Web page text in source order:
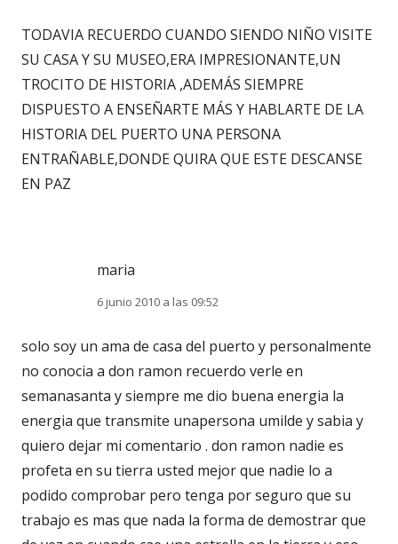
TODAVIA RECUERDO CUANDO SIENDO NIÑO VISITE
SU CASA Y SU MUSEO,ERA IMPRESIONANTE,UN
TROCITO DE HISTORIA ,ADEMÁS SIEMPRE
DISPUESTO A ENSEÑARTE MÁS Y HABLARTE DE LA
HISTORIA DEL PUERTO UNA PERSONA
ENTRAÑABLE,DONDE QUIRA QUE ESTE DESCANSE
EN PAZ
maria
6 junio 2010 a las 09:52
solo soy un ama de casa del puerto y personalmente
no conocia a don ramon recuerdo verle en
semanasanta y siempre me dio buena energia la
energia que transmite unapersona umilde y sabia y
quiero dejar mi comentario . don ramon nadie es
profeta en su tierra usted mejor que nadie lo a
podido comprobar pero tenga por seguro que su
trabajo es mas que nada la forma de demostrar que